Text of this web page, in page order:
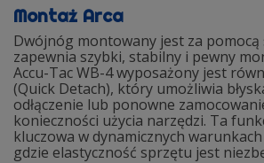
Montaż Arca
Dwójnóg montowany jest za pomocą
zapewnia szybki, stabilny i pewny
Accu-Tac WB-4 wyposażony jest
(Quick Detach), który umożliwia
odłączenie lub ponowne
konieczności użycia narzędzi. Ta
kluczowa w dynamicznych
gdzie elastyczność sprzętu jest